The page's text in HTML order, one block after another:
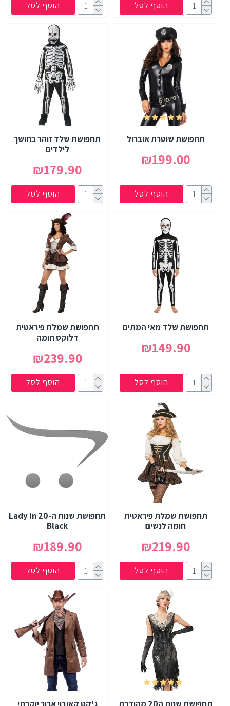
הוסף לסל הוסף לסל
תחפושת שוטרת אוברול
₪199.00
הוסף לסל
תחפושת שלד זוהר בחושך
לילדים
₪179.90
הוסף לסל
תחפושת שלד מאי המתים
₪149.90
הוסף לסל
תחפושת שמלת פיראטית
דלוקס חומה
₪239.90
הוסף לסל
תחפושת שמלת פיראטית
חומה לנשים
₪219.90
הוסף לסל
תחפושת שנות ה-20 Lady In
Black
₪189.90
הוסף לסל
תחפושת שנות ה20 מהודרת
ג'קט קאובוי ארוך יוקרתי